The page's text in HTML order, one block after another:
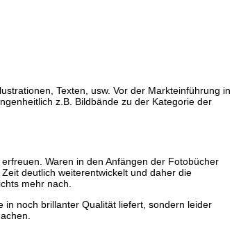
Texten, usw. Vor der Markteinführung in
z.B. Bildbände zu der Kategorie der
Waren in den Anfängen der Fotobücher
deutlich weiterentwickelt und daher die
mehr nach.
noch brillanter Qualität liefert, sondern leider